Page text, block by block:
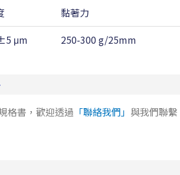
黏著力
μm 250-300 g/25mm
格書，歡迎透過 「聯絡我們」 與我們聯繫